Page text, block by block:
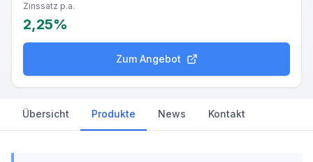
Zinssatz p.a.
2,25%
Zum Angebot
Übersicht Produkte News Kontakt